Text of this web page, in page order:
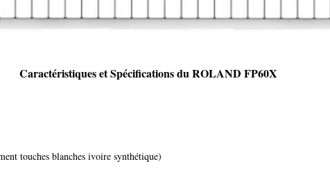
Caractéristiques et Spécifications du ROLAND FP60X
touches blanches ivoire synthétique)